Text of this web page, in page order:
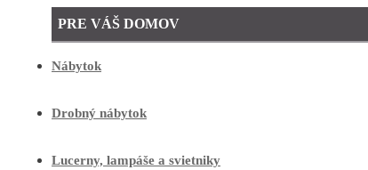
PRE VÁŠ DOMOV
Nábytok
Drobný nábytok
Lucerny, lampáše a svietniky